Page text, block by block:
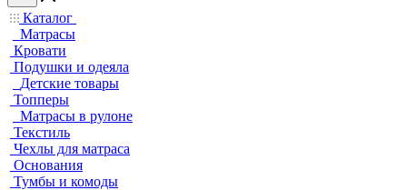
Каталог
Матрасы
Кровати
Подушки и одеяла
Детские товары
Топперы
Матрасы в рулоне
Текстиль
Чехлы для матраса
Основания
Тумбы и комоды